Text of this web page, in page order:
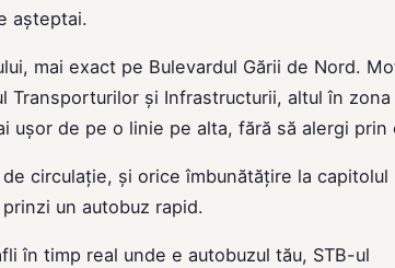
așteptai.
mai exact pe Bulevardul Gării de Nord.
și Infrastructurii, altul în zona
ușor de pe o linie pe alta, fără să alergi prin
circulație, și orice îmbunătățire la capitolul
un autobuz rapid.
în timp real unde e autobuzul tău, STB-ul